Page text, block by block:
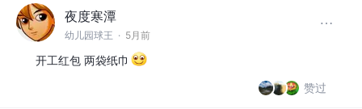
夜度寒潭
幼儿园球王 · 5月前
开工红包 两袋纸巾
赞过